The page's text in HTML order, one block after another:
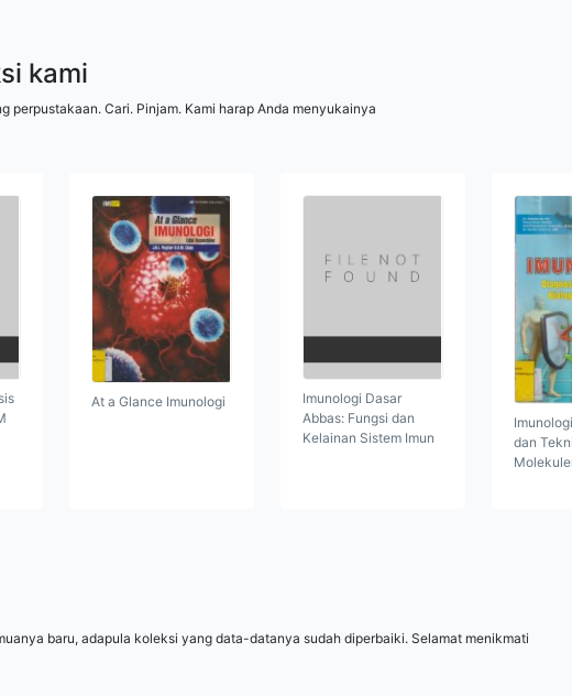
kami
Cari. Pinjam. Kami harap Anda menyukainya
At a Glance Imunologi
Imunologi Dasar
Abbas: Fungsi dan
Kelainan Sistem Imun
dan
baru, adapula koleksi yang data-datanya sudah diperbaiki. Selamat menikmati